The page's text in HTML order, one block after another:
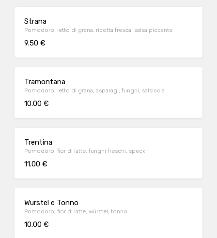
Strana
Pomodoro, letto di grana, ricotta fresca, salsa piccante
9.50 €
Tramontana
Pomodoro, letto di grana, asparagi, funghi, salsiccia
10.00 €
Trentina
Pomodoro, fior di latte, funghi freschi, speck
11.00 €
Wurstel e Tonno
Pomodoro, fior di latte, würstel, tonno
10.00 €